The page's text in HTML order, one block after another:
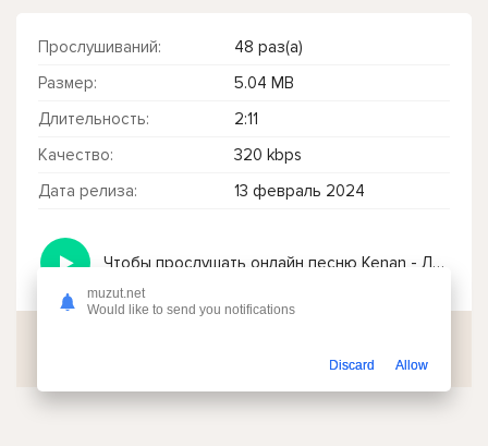
Прослушиваний:
48 раз(а)
Размер:
5.04 MB
Длительность:
2:11
Качество:
320 kbps
Дата релиза:
13 февраль 2024
Чтобы прослушать онлайн песню Kenan - Любить (Speed up) tiktok remix нажмите на кнопку плей с светом зелений
muzut.net
Would like to send you notifications
Discard Allow